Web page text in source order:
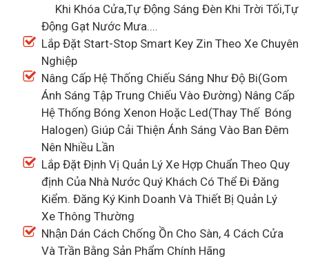
Khi Khóa Cửa,Tự Động Sáng Đèn Khi Trời Tối,Tự
Động Gạt Nước Mưa....
Lắp Đặt Start-Stop Smart Key Zin Theo Xe Chuyên
Nghiệp
Nâng Cấp Hệ Thống Chiếu Sáng Như Độ Bi(Gom
Ánh Sáng Tập Trung Chiếu Vào Đường) Nâng Cấp
Hệ Thống Bóng Xenon Hoặc Led(Thay Thế Bóng
Halogen) Giúp Cải Thiện Ánh Sáng Vào Ban Đêm
Nên Nhiều Lần
Lắp Đặt Định Vị Quản Lý Xe Hợp Chuẩn Theo Quy
định Của Nhà Nước Quý Khách Có Thể Đi Đăng
Kiểm. Đăng Ký Kinh Doanh Và Thiết Bị Quản Lý
Xe Thông Thường
Nhận Dán Cách Chống Ồn Cho Sàn, 4 Cách Cửa
Và Trần Bằng Sản Phẩm Chính Hãng